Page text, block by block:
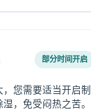
部分时间开启
您需要适当开启制
，免受闷热之苦。